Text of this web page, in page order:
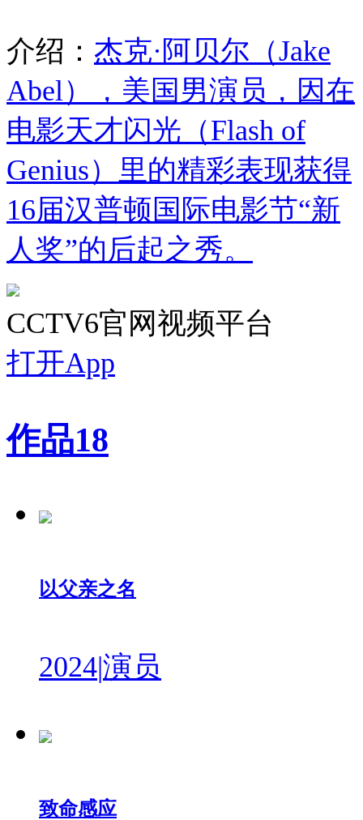
介绍： 杰克·阿贝尔（Jake
Abel），美国男演员，因在
电影天才闪光（Flash of
Genius）里的精彩表现获得
16届汉普顿国际电影节“新
人奖”的后起之秀。
CCTV6官网视频平台
打开App
作品18
以父亲之名
2024|演员
致命感应